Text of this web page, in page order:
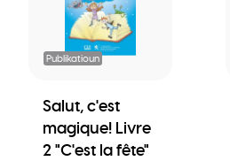
Publikatioun
Salut, c'est
magique! Livre
2 "C'est la fête"